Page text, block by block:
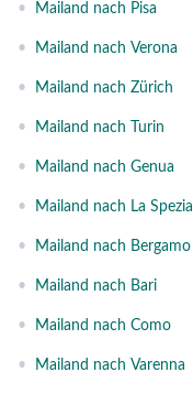
• Mailand nach Pisa
• Mailand nach Verona
• Mailand nach Zürich
• Mailand nach Turin
• Mailand nach Genua
• Mailand nach La Spezia
• Mailand nach Bergamo
• Mailand nach Bari
• Mailand nach Como
• Mailand nach Varenna